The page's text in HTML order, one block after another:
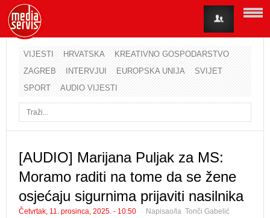
VIJESTI HRVATSKA
KREATIVNO GOSPODARSTVO
ZAGREB
INTERVJUI EUROPSKA UNIJA
SVIJET
SPORT
AUDIO VIJESTI
[AUDIO] Marijana Puljak za MS:
Moramo raditi na tome da se žene
osjećaju sigurnima prijaviti nasilnika
Četvrtak, 11. prosinca, 2025. - 10:50
Napisao/la Tonči Gabelić
Korisničko ime
Lozinka